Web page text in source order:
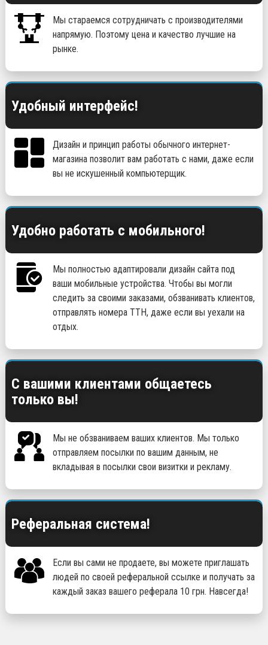
Мы стараемся сотрудничать с производителями
напрямую. Поэтому цена и качество лучшие на
рынке.
Удобный интерфейс!
Дизайн и принцип работы обычного интернет-
магазина позволит вам работать с нами, даже если
вы не искушенный компьютерщик.
Удобно работать с мобильного!
Мы полностью адаптировали дизайн сайта под
ваши мобильные устройства. Чтобы вы могли
следить за своими заказами, обзванивать клиентов,
отправлять номера ТТН, даже если вы уехали на
отдых.
С вашими клиентами общаетесь
только вы!
Мы не обзваниваем ваших клиентов. Мы только
отправляем посылки по вашим данным, не
вкладывая в посылки свои визитки и рекламу.
Реферальная система!
Если вы сами не продаете, вы можете приглашать
людей по своей реферальной ссылке и получать за
каждый заказ вашего реферала 10 грн. Навсегда!